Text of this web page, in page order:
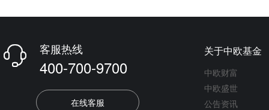
 客服热线
400-700-9700
在线客服
关于中欧基金
中欧财富
中欧盛世
公告资讯